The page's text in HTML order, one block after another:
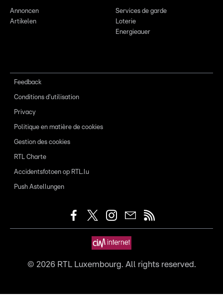
Annoncen
Artikelen
Services de garde
Loterie
Energieauer
Feedback
Conditions d'utilisation
Privacy
Politique en matière de cookies
Gestion des cookies
RTL Charte
Accidentsfotoen op RTL.lu
Push Astellungen
© 2026RTL Luxembourg. All rights reserved.